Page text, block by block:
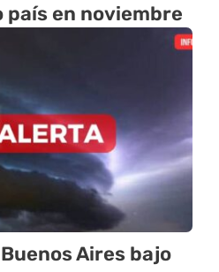
en noviembre
Aires bajo